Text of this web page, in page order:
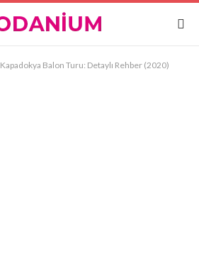
Kapadokya Balon Turu: Detaylı Rehber (2020)